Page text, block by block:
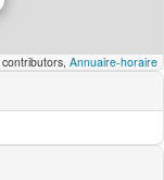
contributors, Annuaire-horaire